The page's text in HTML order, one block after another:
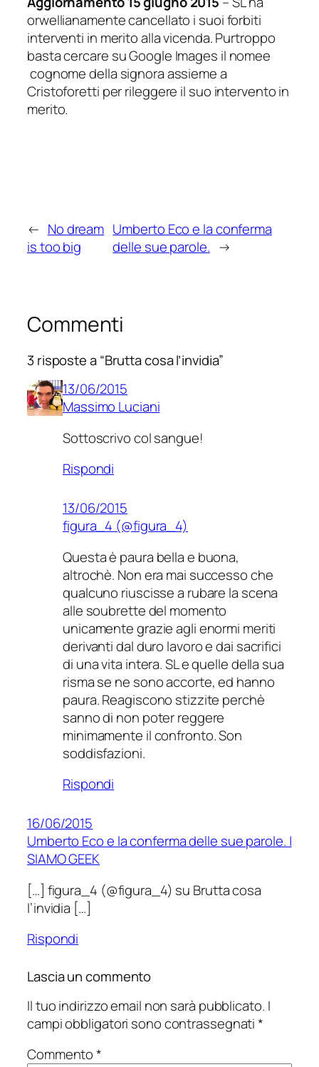
orwellianamente cancellato i suoi forbiti
interventi in merito alla vicenda. Purtroppo
basta cercare su Google Images il nomee
cognome della signora assieme a
Cristoforetti per rileggere il suo intervento in
merito.
← No dream
is too big
Umberto Eco e la conferma
delle sue parole. →
Commenti
3 risposte a “Brutta cosa l’invidia”
13/06/2015
Massimo Luciani
Sottoscrivo col sangue!
Rispondi
13/06/2015
figura_4 (@figura_4)
Questa è paura bella e buona,
altrochè. Non era mai successo che
qualcuno riuscisse a rubare la scena
alle soubrette del momento
unicamente grazie agli enormi meriti
derivanti dal duro lavoro e dai sacrifici
di una vita intera. SL e quelle della sua
risma se ne sono accorte, ed hanno
paura. Reagiscono stizzite perchè
sanno di non poter reggere
minimamente il confronto. Son
soddisfazioni.
Rispondi
16/06/2015
Umberto Eco e la conferma delle sue parole. |
SIAMO GEEK
[…] figura_4 (@figura_4) su Brutta cosa
l’invidia […]
Rispondi
Lascia un commento
Il tuo indirizzo email non sarà pubblicato. I
campi obbligatori sono contrassegnati*
Commento*